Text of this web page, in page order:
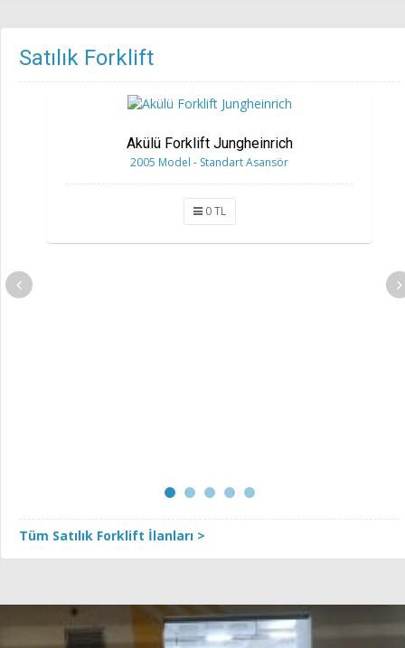
Satılık Forklift
Akülü Forklift Jungheinrich
2005 Model - Standart Asansör
0 TL
Tüm Satılık Forklift İlanları >